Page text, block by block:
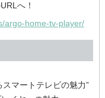
へ！
argo-home-tv-player/
マートテレビの魅力”